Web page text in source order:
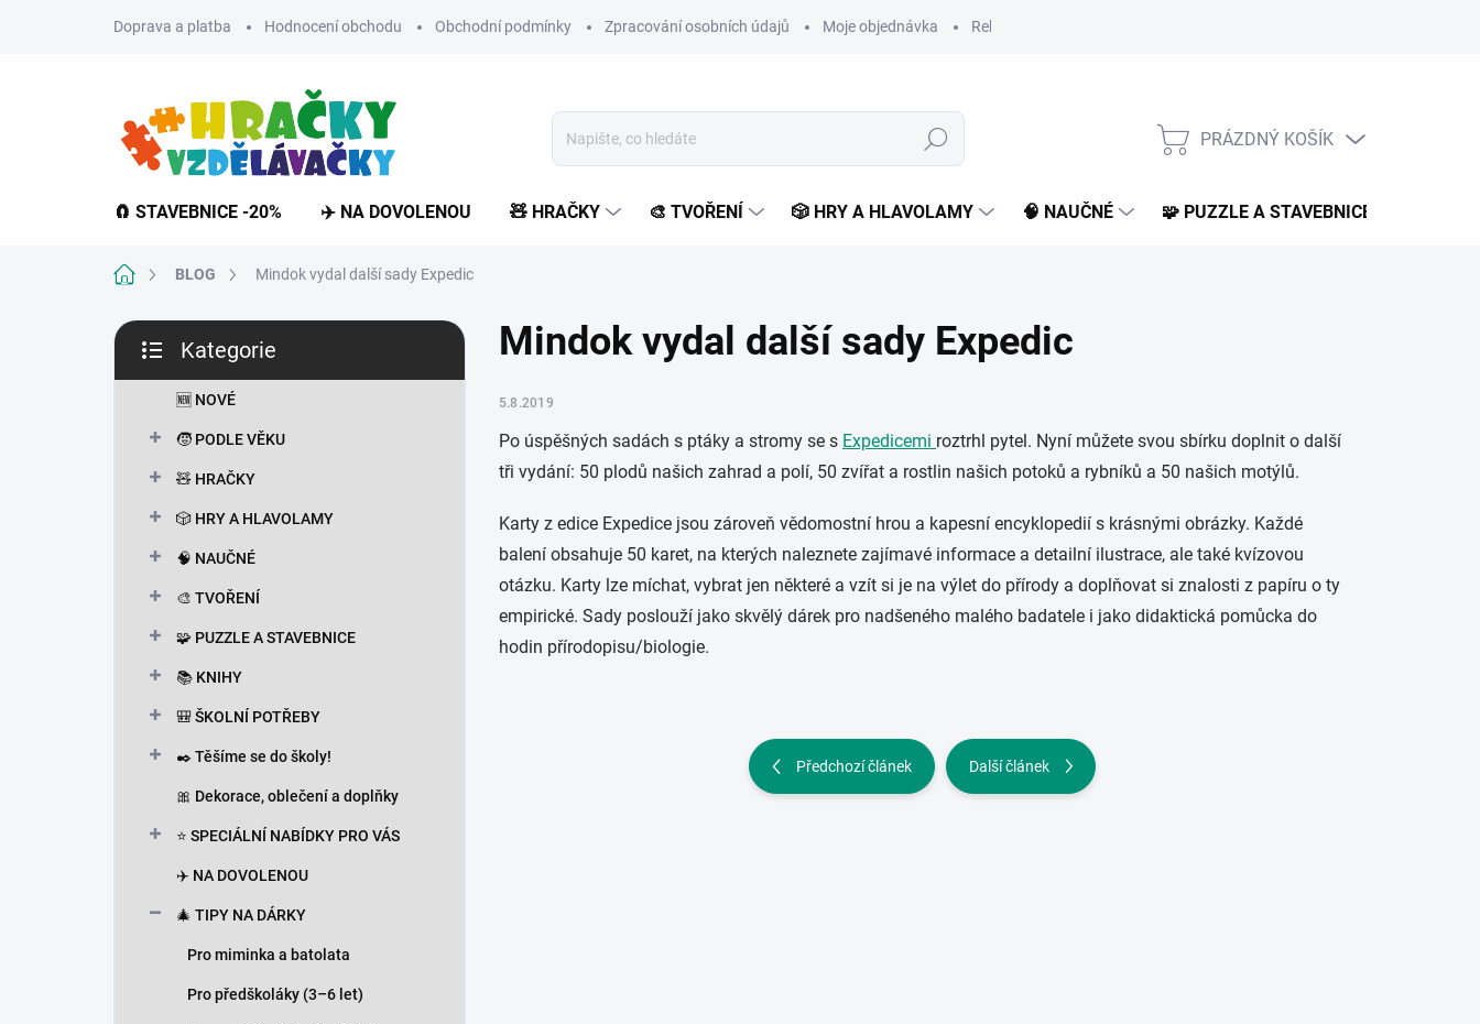
Doprava a platba Hodnocení obchodu Obchodní podmínky Zpracování osobních údajů Moje objednávka Reklamace a vrácení
Hledat
NÁKUPNÍ
PRÁZDNÝ KOŠÍK
🧲 STAVEBNICE -20% ✈️ NA DOVOLENOU 🧸 HRAČKY 🎨 TVOŘENÍ 🎲 HRY A HLAVOLAMY 🧠 NAUČNÉ 🧩 PUZZLE A STAVEBNICE
Domů BLOG Mindok vydal další sady Expedic
P
s
kategorie
Kategorie
🆕 NOVÉ
🧒 PODLE VĚKU
🧸 HRAČKY
🎲 HRY A HLAVOLAMY
🧠 NAUČNÉ
🎨 TVOŘENÍ
🧩 PUZZLE A STAVEBNICE
📚 KNIHY
🎒 ŠKOLNÍ POTŘEBY
✒️ Těšíme se do školy!
🎀 Dekorace, oblečení a doplňky
⭐ SPECIÁLNÍ NABÍDKY PRO VÁS
✈️ NA DOVOLENOU
🎄 TIPY NA DÁRKY
Pro miminka a batolata
Pro předškoláky (3–6 let)
Mindok vydal další sady Expedic
5.8.2019
Po úspěšných sadách s ptáky a stromy se s Expedicemi roztrhl pytel. Nyní můžete svou sbírku doplnit o další
tři vydání: 50 plodů našich zahrad a polí, 50 zvířat a rostlin našich potoků a rybníků a 50 našich motýlů.
Karty z edice Expedice jsou zároveň vědomostní hrou a kapesní encyklopedií s krásnými obrázky. Každé
balení obsahuje 50 karet, na kterých naleznete zajímavé informace a detailní ilustrace, ale také kvízovou
otázku. Karty lze míchat, vybrat jen některé a vzít si je na výlet do přírody a doplňovat si znalosti z papíru o ty
empirické. Sady poslouží jako skvělý dárek pro nadšeného malého badatele i jako didaktická pomůcka do
hodin přírodopisu/biologie.
Předchozí článek Další článek